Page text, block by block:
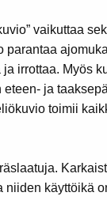
vaikuttaa
parantaa
irrottaa. Myös
ja
toimii
niiden käyttöikä